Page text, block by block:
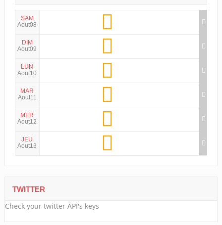
SAM
Aout08
DIM
Aout09
LUN
Aout10
MAR
Aout11
MER
Aout12
JEU
Aout13
TWITTER
Check your twitter API's keys